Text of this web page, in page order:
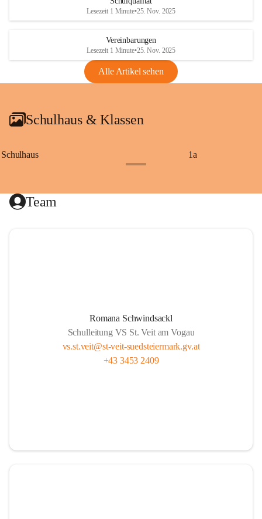
Lesezeit 1 Minute•25. Nov. 2025
Vereinbarungen
Lesezeit 1 Minute•25. Nov. 2025
Alle Artikel sehen
Schulhaus & Klassen
Schulhaus 1a
Team
Romana Schwindsackl
Schulleitung VS St. Veit am Vogau
vs.st.veit@st-veit-suedsteiermark.gv.at
+43 3453 2409